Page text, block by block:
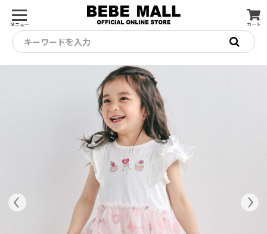
メニュー カート
キーワードを入力